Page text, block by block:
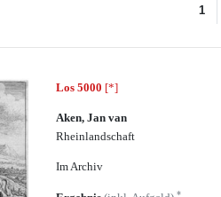
1
Los 5000 [*]
Aken, Jan van
Rheinlandschaft
Im Archiv
*